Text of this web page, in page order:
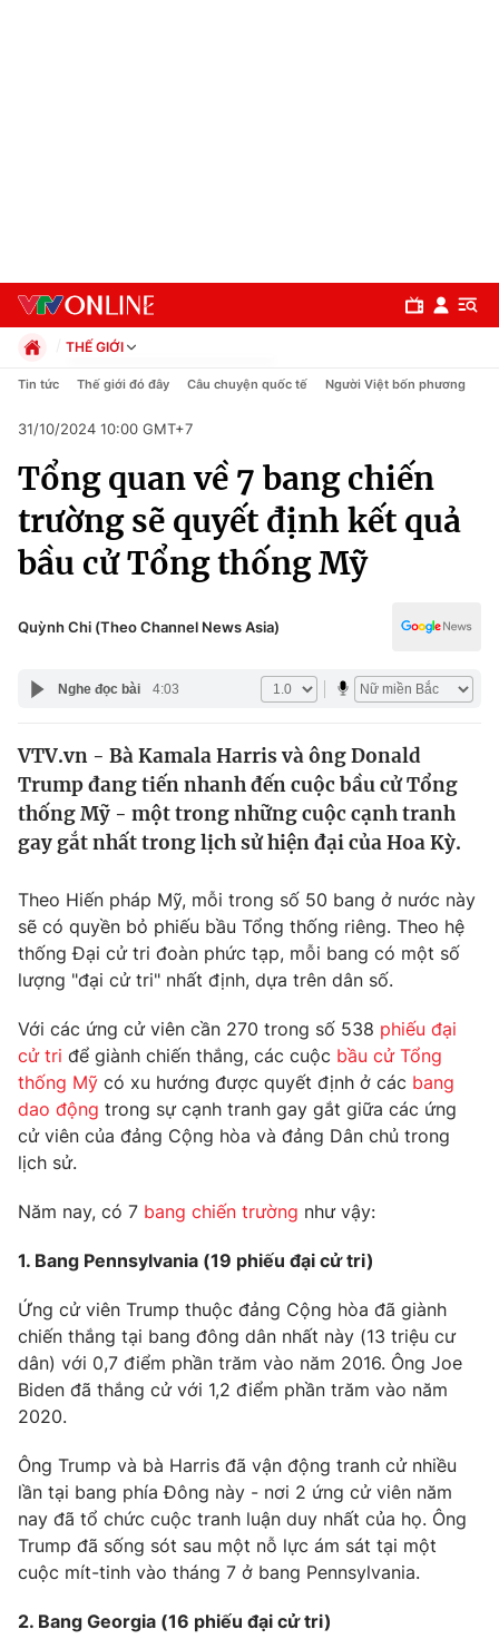
Chuyên mục
Chính trị
Xã hội
Pháp luật
Y tế
Thế giới
Tin tức
Thế giới đó đây
Câu chuyện quốc tế
Kinh tế
Thị trường
Góc doanh nghiệp
Dữ liệu và đời sống
Truyền hình
Hậu trường
Nhân vật
Khán giả
Giải trí
Điện ảnh
Âm nhạc
Sao
Đời sống
Du lịch
Làm đẹp
Chất lượng cuộc sống
Giáo dục
Công nghệ
Hitech Công nghệ tương lai
Sản phẩm
Thị trường
Tư vấn
Lịch phát sóng
Chuyên mục khác
Emagazine Podcast
Photo Infographic
THẾ GIỚI
Chính trị
Pháp luật
Kinh tế
Thể thao
Truyền hình
Văn hóa - Giải trí
Công nghệ
Tin tức Thế giới đó đây Câu chuyện quốc tế Người Việt bốn phương
31/10/2024 10:00 GMT+7
Tổng quan về 7 bang chiến
trường sẽ quyết định kết quả
bầu cử Tổng thống Mỹ
Quỳnh Chi (Theo Channel News Asia)
Nghe đọc bài 4:03
VTV.vn - Bà Kamala Harris và ông Donald
Trump đang tiến nhanh đến cuộc bầu cử Tổng
thống Mỹ - một trong những cuộc cạnh tranh
gay gắt nhất trong lịch sử hiện đại của Hoa Kỳ.
Theo Hiến pháp Mỹ, mỗi trong số 50 bang ở nước này
sẽ có quyền bỏ phiếu bầu Tổng thống riêng. Theo hệ
thống Đại cử tri đoàn phức tạp, mỗi bang có một số
lượng "đại cử tri" nhất định, dựa trên dân số.
Với các ứng cử viên cần 270 trong số 538 phiếu đại
cử tri để giành chiến thắng, các cuộc bầu cử Tổng
thống Mỹ có xu hướng được quyết định ở các bang
dao động trong sự cạnh tranh gay gắt giữa các ứng
cử viên của đảng Cộng hòa và đảng Dân chủ trong
lịch sử.
Năm nay, có 7 bang chiến trường như vậy:
1. Bang Pennsylvania (19 phiếu đại cử tri)
Ứng cử viên Trump thuộc đảng Cộng hòa đã giành
chiến thắng tại bang đông dân nhất này (13 triệu cư
dân) với 0,7 điểm phần trăm vào năm 2016. Ông Joe
Biden đã thắng cử với 1,2 điểm phần trăm vào năm
2020.
Ông Trump và bà Harris đã vận động tranh cử nhiều
lần tại bang phía Đông này - nơi 2 ứng cử viên năm
nay đã tổ chức cuộc tranh luận duy nhất của họ. Ông
Trump đã sống sót sau một nỗ lực ám sát tại một
cuộc mít-tinh vào tháng 7 ở bang Pennsylvania.
2. Bang Georgia (16 phiếu đại cử tri)